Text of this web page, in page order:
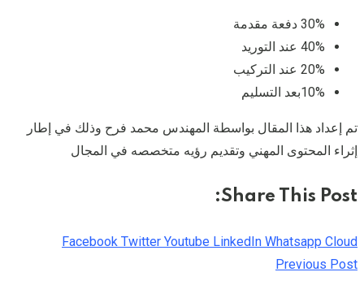
30% دفعة مقدمة
40% عند التوريد
20% عند التركيب
10%بعد التسليم
تم إعداد هذا المقال بواسطة المهندس محمد فرح وذلك في إطار
إثراء المحتوى المهني وتقديم رؤيه متخصصه في المجال
Share This Post:
Facebook Twitter Youtube LinkedIn Whatsapp Cloud
Previous Post